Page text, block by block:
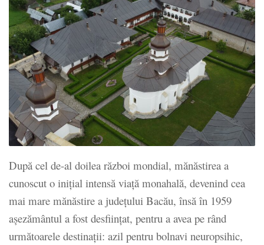
După cel de-al doilea război mondial, mănăstirea a
cunoscut o inițial intensă viață monahală, devenind cea
mai mare mănăstire a județului Bacău, însă în 1959
așezământul a fost desființat, pentru a avea pe rând
următoarele destinații: azil pentru bolnavi neuropsihic,